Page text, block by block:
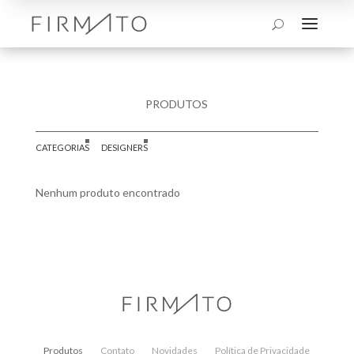
U a
PRODUTOS
CATEGORIAS DESIGNERS
Nenhum produto encontrado
Produtos Contato Novidades
Política de Privacidade